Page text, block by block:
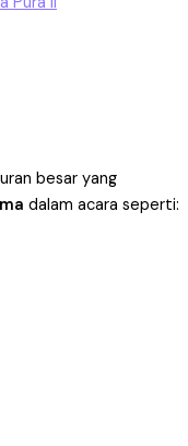
besar yang
dalam acara seperti: